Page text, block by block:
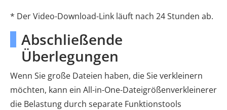
* Der Video-Download-Link läuft nach 24 Stunden ab.
Abschließende
Überlegungen
Wenn Sie große Dateien haben, die Sie verkleinern
möchten, kann ein All-in-One-Dateigrößenverkleinerer
die Belastung durch separate Funktionstools